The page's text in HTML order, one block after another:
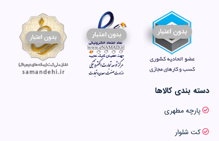
دسته بندی کالاها
پارچه مطهری
کت شلوار